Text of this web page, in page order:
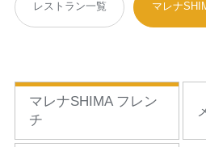
レストラン一覧 マレナ
マレナSHIMA フレン
チ